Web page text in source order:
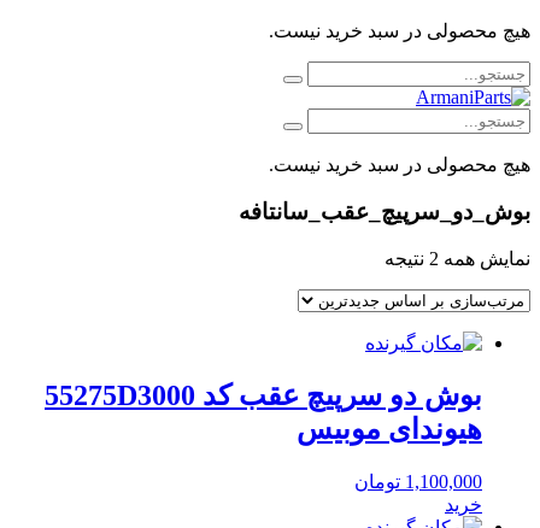
هیچ محصولی در سبد خرید نیست.
هیچ محصولی در سبد خرید نیست.
بوش_دو_سرپیچ_عقب_سانتافه
نمایش همه 2 نتیجه
اساس
بوش دو سرپیچ عقب کد 55275D3000
هیوندای موبیس
1,100,000 تومان
خرید